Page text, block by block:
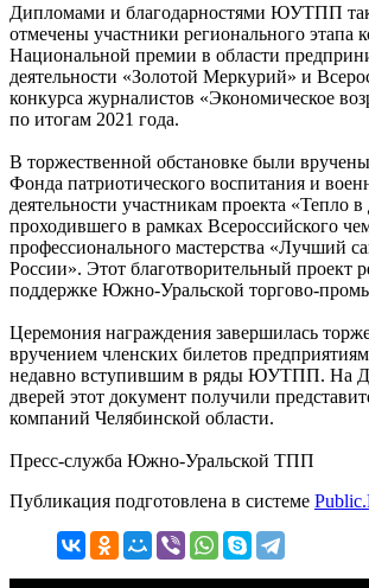
Дипломами и благодарностями ЮУТПП
отмечены участники регионального этапа
Национальной премии в области
деятельности «Золотой Меркурий» и
конкурса журналистов «Экономическое
по итогам 2021 года.
В торжественной обстановке были
Фонда патриотического воспитания и
деятельности участникам проекта «Тепло
проходившего в рамках Всероссийского
профессионального мастерства «Лучший
России». Этот благотворительный проект
поддержке Южно-Уральской торгово-
Церемония награждения завершилась
вручением членских билетов
недавно вступившим в ряды ЮУТПП. На
дверей этот документ получили
компаний Челябинской области.
Пресс-служба Южно-Уральской ТПП
Публикация подготовлена в системе